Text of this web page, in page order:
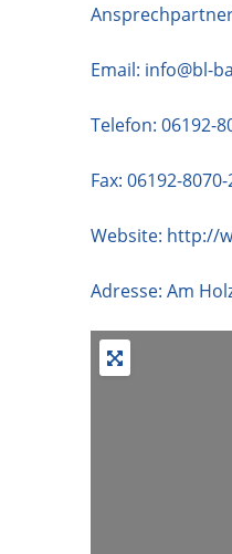
Email: info@bl-
Telefon: 06192-
Fax: 06192-
Website: http://
Adresse: Am
+
−